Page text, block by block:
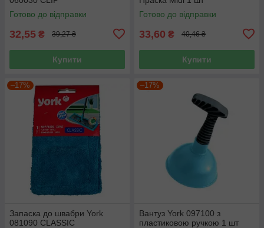
Готово до відправки
32,55 ₴ 39,27 ₴
Купити
Готово до відправки
33,60 ₴ 40,46 ₴
Купити
–17%
Запаска до швабри York
081090 CLASSIC
–17%
Вантуз York 097100 з
пластиковою ручкою 1 шт